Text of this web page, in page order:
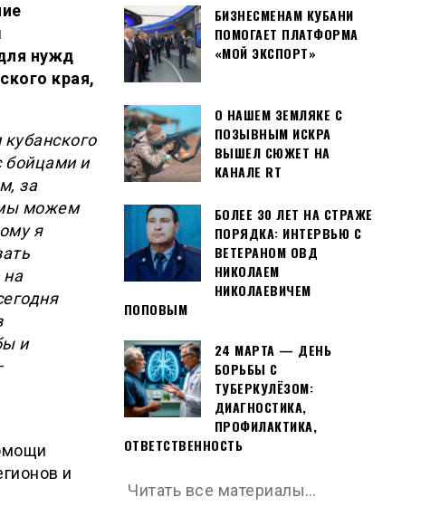
нужд
края,
бойцами и
за
можем
я
и
и
БИЗНЕСМЕНАМ КУБАНИ
ПОМОГАЕТ ПЛАТФОРМА
«МОЙ ЭКСПОРТ»
О НАШЕМ ЗЕМЛЯКЕ С
ПОЗЫВНЫМ ИСКРА
ВЫШЕЛ СЮЖЕТ НА
КАНАЛЕ RT
БОЛЕЕ 30 ЛЕТ НА СТРАЖЕ
ПОРЯДКА: ИНТЕРВЬЮ С
ВЕТЕРАНОМ ОВД
НИКОЛАЕМ
НИКОЛАЕВИЧЕМ
ПОПОВЫМ
24 МАРТА — ДЕНЬ
БОРЬБЫ С
ТУБЕРКУЛЁЗОМ:
ДИАГНОСТИКА,
ПРОФИЛАКТИКА,
ОТВЕТСТВЕННОСТЬ
Читать все материалы…